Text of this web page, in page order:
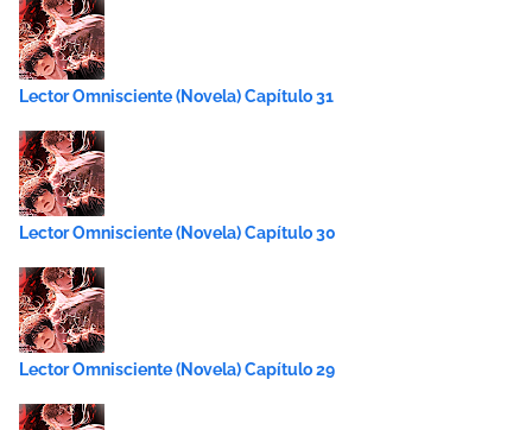
Lector Omnisciente (Novela) Capítulo 31
Lector Omnisciente (Novela) Capítulo 30
Lector Omnisciente (Novela) Capítulo 29